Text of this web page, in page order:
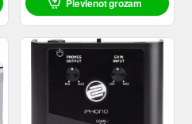
Pievienot grozam